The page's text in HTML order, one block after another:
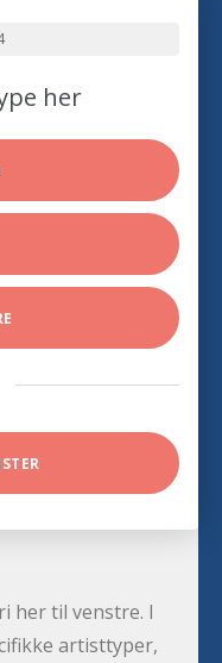
her
her til venstre. I
artisttyper,